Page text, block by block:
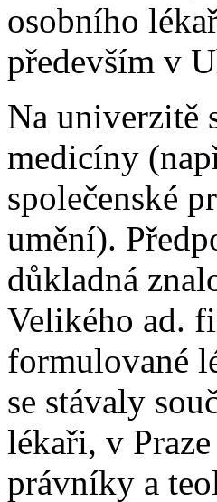
osobního
především v
Na univerzitě
medicíny
společenské
umění).
důkladná
Velikého ad.
formulované
se stávaly
lékaři, v
právníky a